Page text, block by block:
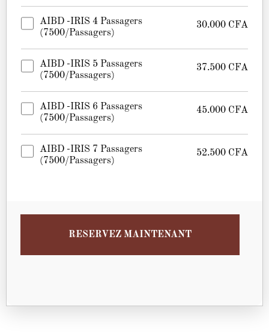
AIBD -IRIS 4 Passagers
(7500/passagers)
30.000 CFA
AIBD -IRIS 5 Passagers
(7500/passagers)
37.500 CFA
AIBD -IRIS 6 Passagers
(7500/passagers)
45.000 CFA
AIBD -IRIS 7 Passagers
(7500/passagers)
52.500 CFA
RESERVEZ MAINTENANT